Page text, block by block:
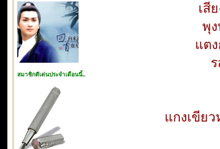
สมาชิกดีเด่นประจำเดือนนี้..
เสี
พุ
แต
แกงเขี